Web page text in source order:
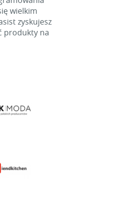
wielkim
zyskujesz
produkty na